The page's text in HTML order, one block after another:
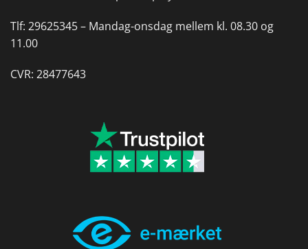
Tlf: 29625345 – Mandag-onsdag mellem kl. 08.30 og
11.00
CVR: 28477643